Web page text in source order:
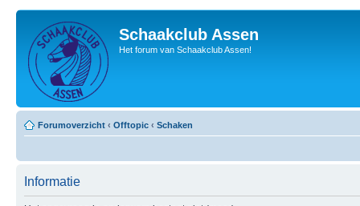
Schaakclub Assen
Het forum van Schaakclub Assen!
Forumoverzicht ‹ Offtopic ‹ Schaken
Informatie